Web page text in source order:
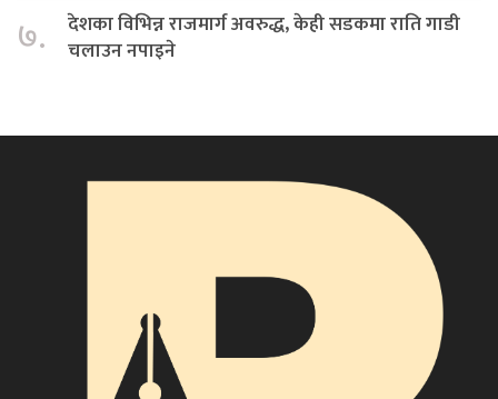
७.
देशका विभिन्न राजमार्ग अवरुद्ध, केही सडकमा राति गाडी
चलाउन नपाइने